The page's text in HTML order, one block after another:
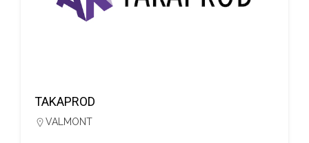
TAKAPROD
VALMONT